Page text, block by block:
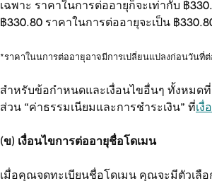
เฉพาะ ราคาในการต่ออายุก็จะเท่ากับ ฿
฿330.80 ราคาในการต่ออายุจะเป็น ฿
*ราคาในนการต่ออายุอาจมีการเปลี่ยนแปลงก่อนวันที่ต่
สำหรับข้อกำหนดและเงื่อนไขอื่นๆ ทั้งหมดที่
ส่วน “ค่าธรรมเนียมและการชำระเงิน” ที่เงื่
(ข) เงื่อนไขการต่ออายุชื่อโดเมน
เมื่อคุณจดทะเบียนชื่อโดเมน คุณจะมีตัวเลื